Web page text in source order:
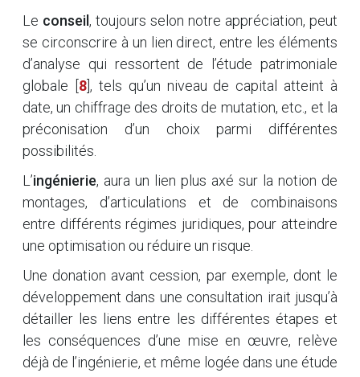
Le conseil, toujours selon notre appréciation, peut
se circonscrire à un lien direct, entre les éléments
d’analyse qui ressortent de l’étude patrimoniale
globale
8], tels qu’un niveau de capital atteint à
date, un chiffrage des droits de mutation, etc., et la
préconisation d’un choix parmi différentes
possibilités.
L’ingénierie, aura un lien plus axé sur la notion de
montages, d’articulations et de combinaisons
entre différents régimes juridiques, pour atteindre
une optimisation ou réduire un risque.
Une donation avant cession, par exemple, dont le
développement dans une consultation irait jusqu’à
détailler les liens entre les différentes étapes et
les conséquences d’une mise en œuvre, relève
déjà de l’ingénierie, et même logée dans une étude